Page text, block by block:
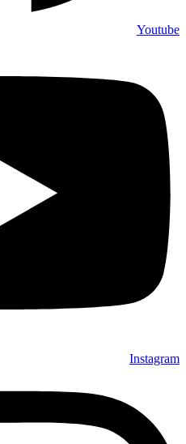
Youtube
Instagram